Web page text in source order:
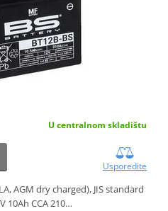
U centralnom skladištu
Usporedite
AGM dry charged), JIS standard
10Ah CCA 210…